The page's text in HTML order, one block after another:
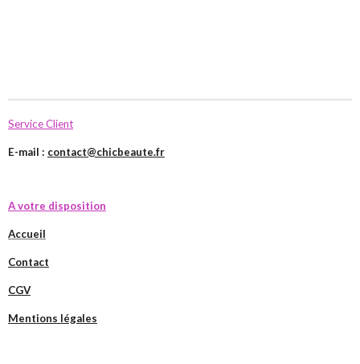
Service Client
E-mail : contact@chicbeaute.fr
A votre disposition
Accueil
Contact
CGV
Mentions légales